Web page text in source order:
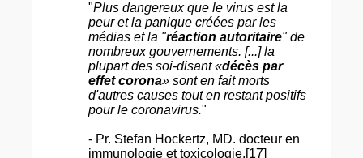
"Plus dangereux que le virus est la
peur et la panique créées par les
médias et la "réaction autoritaire" de
nombreux gouvernements. [...] la
plupart des soi-disant «décès par
effet corona» sont en fait morts
d'autres causes tout en restant positifs
pour le coronavirus."
- Pr. Stefan Hockertz, MD. docteur en
immunologie et toxicologie.[17]